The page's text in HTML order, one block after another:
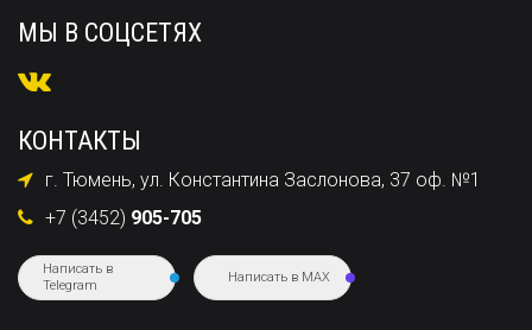
МЫ В СОЦСЕТЯХ
КОНТАКТЫ
г. Тюмень, ул. Константина Заслонова, 37 оф. №1
+7 (3452) 905-705
Написать в
Telegram
Написать в MAX